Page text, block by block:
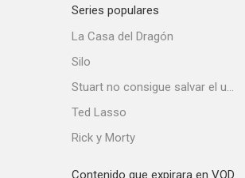
Series populares
La Casa del Dragón
Silo
Stuart no consigue salvar el universo
Ted Lasso
Rick y Morty
Contenido que expirara en VOD